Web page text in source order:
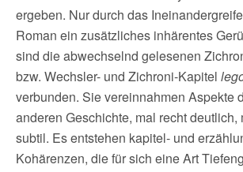
ergeben. Nur durch das
Roman ein zusätzliches inhärentes
sind die abwechselnd gelesenen
bzw. Wechsler- und Zichroni-Kapitel
verbunden. Sie vereinnahmen Aspekte
anderen Geschichte, mal recht
subtil. Es entstehen kapitel- und
Kohärenzen, die für sich eine Art